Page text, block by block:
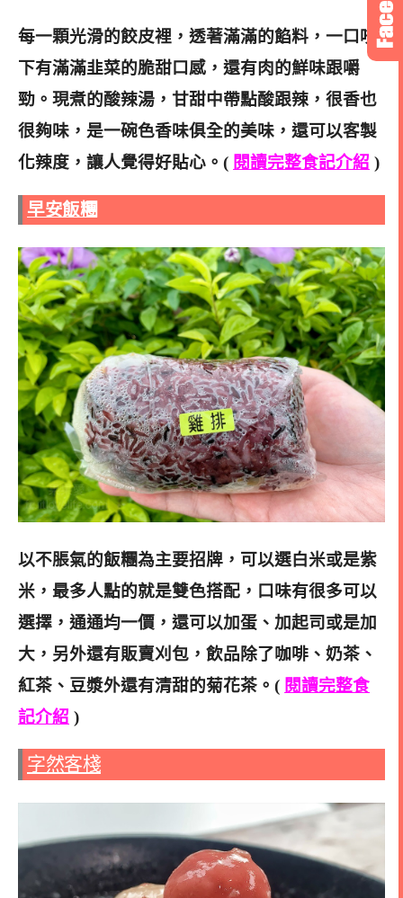
每一顆光滑的餃皮裡，透著滿滿的餡料，一口咬
下有滿滿韭菜的脆甜口感，還有肉的鮮味跟嚼
勁。 現煮的酸辣湯，甘甜中帶點酸跟辣，很香也
很夠味，是一碗色香味俱全的美味，還可以客製
化辣度，讓人覺得好貼心。( 閱讀完整食記介紹 )
早安飯糰
以不脹氣的飯糰為主要招牌，可以選白米或是紫
米，最多人點的就是雙色搭配，口味有很多可以
選擇，通通均一價，還可以加蛋、加起司或是加
大，另外還有販賣刈包，飲品除了咖啡、奶茶、
紅茶、豆漿外還有清甜的菊花茶。( 閱讀完整食
記介紹 )
字然客棧